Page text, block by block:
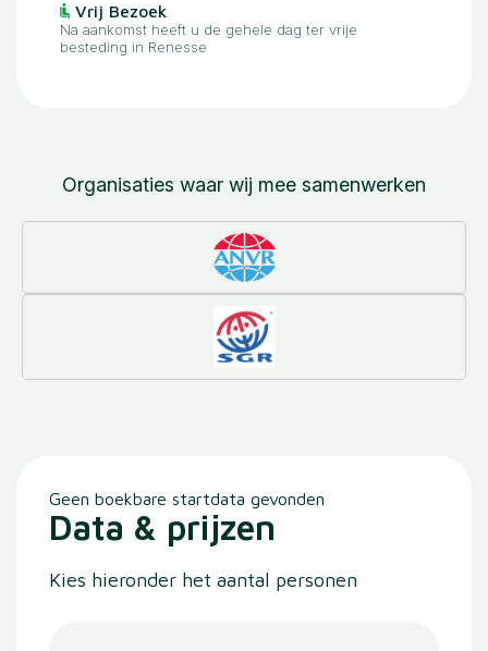
Vrij Bezoek
Na aankomst heeft u de gehele dag ter vrije
besteding in Renesse
Organisaties waar wij mee samenwerken
Geen boekbare startdata gevonden
Data & prijzen
Kies hieronder het aantal personen